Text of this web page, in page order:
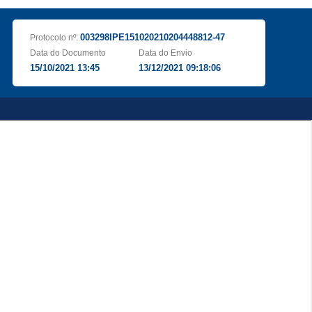
Protocolo nº: 003298IPE151020210204448812-47
Data do Documento
15/10/2021 13:45
Data do Envio
13/12/2021 09:18:06